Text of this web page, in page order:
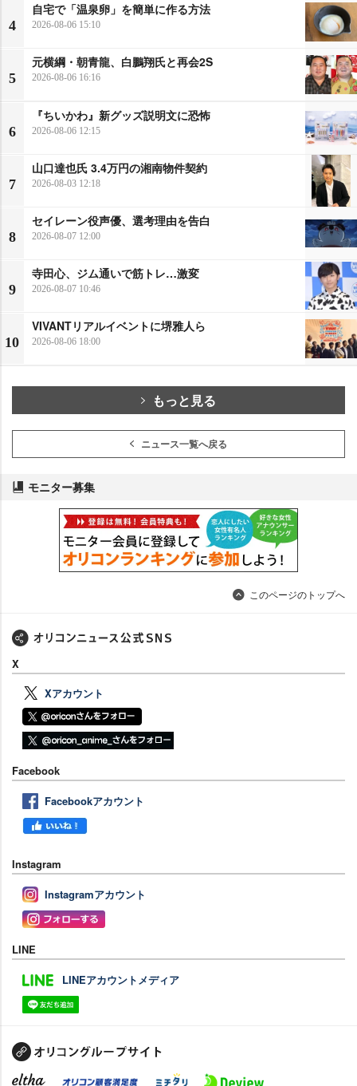
4
自宅で「温泉卵」を簡単に作る方法
2026-08-06 15:10
5
元横綱・朝青龍、白鵬翔氏と再会2S
2026-08-06 16:16
6
『ちいかわ』新グッズ説明文に恐怖
2026-08-06 12:15
7
山口達也氏 3.4万円の湘南物件契約
2026-08-03 12:18
8
セイレーン役声優、選考理由を告白
2026-08-07 12:00
9
寺田心、ジム通いで筋トレ…激変
2026-08-07 10:46
10
VIVANTリアルイベントに堺雅人ら
2026-08-06 18:00
もっと見る
ニュース一覧へ戻る
モニター募集
このページのトップへ
X
Xアカウント
Facebook
Facebookアカウント
Instagram
Instagramアカウント
LINE
LINEアカウントメディア